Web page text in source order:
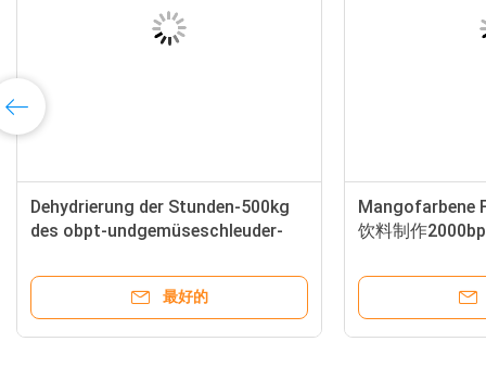
Dehydrierung der Stunden-500kg
des obpt-undgemüseschleuder-
最好的
Mangofarbene
饮料制作